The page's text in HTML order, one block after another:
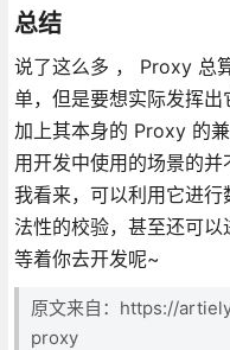
总结
说了这么多 ， Proxy 总
单，但是要想实际发挥
加上其本身的 Proxy 的
用开发中使用的场景的
我看来，可以利用它进
法性的校验，甚至还可
等着你去开发呢~
原文来自：https://
proxy